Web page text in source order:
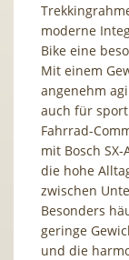
moderne
Bike eine
Mit einem
angenehm
auch für
Fahrrad-
mit Bosch
die hohe
zwischen
Besonders
geringe
und die